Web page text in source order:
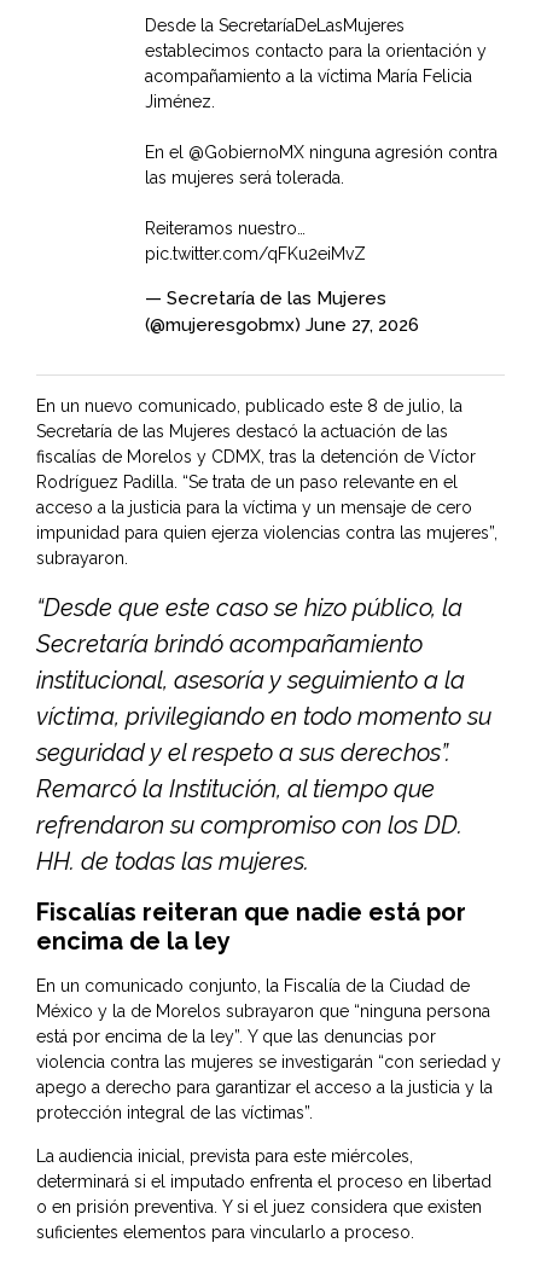
Desde la SecretaríaDeLasMujeres
establecimos contacto para la orientación y
acompañamiento a la víctima María Felicia
Jiménez.
En el @GobiernoMX ninguna agresión contra
las mujeres será tolerada.
Reiteramos nuestro…
pic.twitter.com/qFKu2eiMvZ
— Secretaría de las Mujeres
(@mujeresgobmx) June 27, 2026
En un nuevo comunicado, publicado este 8 de julio, la
Secretaría de las Mujeres destacó la actuación de las
fiscalías de Morelos y CDMX, tras la detención de Víctor
Rodríguez Padilla. “Se trata de un paso relevante en el
acceso a la justicia para la víctima y un mensaje de cero
impunidad para quien ejerza violencias contra las mujeres”,
subrayaron.
“Desde que este caso se hizo público, la
Secretaría brindó acompañamiento
institucional, asesoría y seguimiento a la
víctima, privilegiando en todo momento su
seguridad y el respeto a sus derechos”.
Remarcó la Institución, al tiempo que
refrendaron su compromiso con los DD.
HH. de todas las mujeres.
Fiscalías reiteran que nadie está por
encima de la ley
En un comunicado conjunto, la Fiscalía de la Ciudad de
México y la de Morelos subrayaron que “ninguna persona
está por encima de la ley”. Y que las denuncias por
violencia contra las mujeres se investigarán “con seriedad y
apego a derecho para garantizar el acceso a la justicia y la
protección integral de las víctimas”.
La audiencia inicial, prevista para este miércoles,
determinará si el imputado enfrenta el proceso en libertad
o en prisión preventiva. Y si el juez considera que existen
suficientes elementos para vincularlo a proceso.